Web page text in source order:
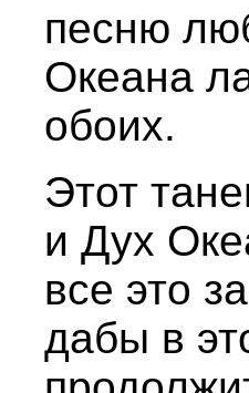
песню
Океана
обоих.
Этот
и Дух
все это
дабы в